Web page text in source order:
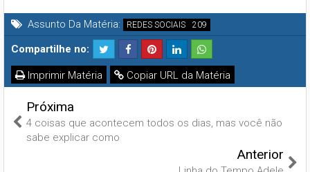
Assunto Da Matéria: REDES SOCIAIS
Compartilhe no:
Copiar URL da Matéria
Imprimir Matéria
Próxima
4 coisas que acontecem todos os dias, mas você não
sabe explicar como
Anterior